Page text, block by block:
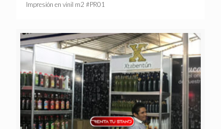
Impresión en vinil m2 #PR01